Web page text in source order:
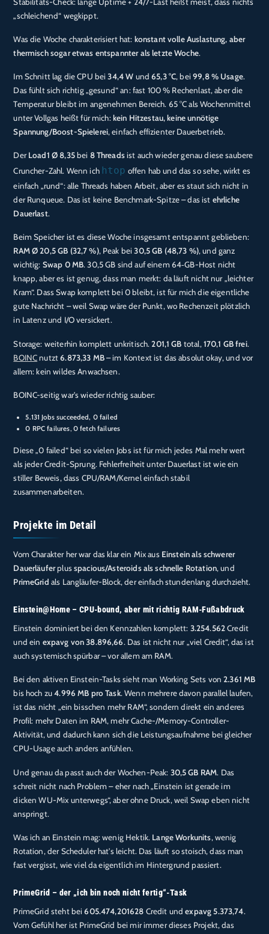
„schleichend“ wegkippt.
Was die Woche charakterisiert hat: konstant volle Auslastung, aber
thermisch sogar etwas entspannter als letzte Woche.
Im Schnitt lag die CPU bei34,4 W und65,3 °C, bei99,8 % Usage.
Das fühlt sich richtig „gesund“ an: fast 100 % Rechenlast, aber die
Temperatur bleibt im angenehmen Bereich. 65 °C als Wochenmittel
unter Vollgas heißt für mich:kein Hitzestau, keine unnötige
Spannung/Boost-Spielerei, einfach effizienter Dauerbetrieb.
DerLoad1 Ø 8,35bei 8 Threadsist auch wieder genau diese saubere
Cruncher-Zahl. Wenn ich htop offen hab und das so sehe, wirkt es
einfach „rund“: alle Threads haben Arbeit, aber es staut sich nicht in
der Runqueue. Das ist keine Benchmark-Spitze – das ist ehrliche
Dauerlast.
Beim Speicher ist es diese Woche insgesamt entspannt geblieben:
RAM Ø 20,5 GB (32,7 %), Peak bei30,5 GB (48,73 %), und ganz
wichtig: Swap 0 MB. 30,5 GB sind auf einem 64‑GB-Host nicht
knapp, aber es ist genug, dass man merkt: da läuft nicht nur „leichter
Kram“. Dass Swap komplett bei 0 bleibt, ist für mich die eigentliche
gute Nachricht – weil Swap wäre der Punkt, wo Rechenzeit plötzlich
in Latenz und I/O versickert.
Storage: weiterhin komplett unkritisch.201,1 GB total, 170,1 GB frei.
BOINCnutzt6.873,33 MB– im Kontext ist das absolut okay, und vor
allem: kein wildes Anwachsen.
BOINC-seitig war’s wieder richtig sauber:
5.131 Jobs succeeded, 0 failed
0 RPC failures, 0 fetch failures
Diese „0 failed“ bei so vielen Jobs ist für mich jedes Mal mehr wert
als jeder Credit-Sprung. Fehlerfreiheit unter Dauerlast ist wie ein
stiller Beweis, dass CPU/RAM/Kernel einfach stabil
zusammenarbeiten.
Projekte im Detail
Vom Charakter her war das klar ein Mix aus Einstein als schwerer
Dauerläuferplusspacious/Asteroids als schnelle Rotation, und
PrimeGrid als Langläufer-Block, der einfach stundenlang durchzieht.
Einstein@Home – CPU-bound, aber mit richtig RAM-Fußabdruck
Einstein dominiert bei den Kennzahlen komplett: 3.254.562Credit
und ein expavg von 38.896,66. Das ist nicht nur „viel Credit“, das ist
auch systemisch spürbar – vor allem am RAM.
Bei den aktiven Einstein-Tasks sieht man Working Sets von2.361 MB
bis hoch zu4.996 MB pro Task. Wenn mehrere davon parallel laufen,
ist das nicht „ein bisschen mehr RAM“, sondern direkt ein anderes
Profil: mehr Daten im RAM, mehr Cache-/Memory-Controller-
Aktivität, und dadurch kann sich die Leistungsaufnahme bei gleicher
CPU-Usage auch anders anfühlen.
Und genau da passt auch der Wochen-Peak: 30,5 GB RAM. Das
schreit nicht nach Problem – eher nach „Einstein ist gerade im
dicken WU-Mix unterwegs“, aber ohne Druck, weil Swap eben nicht
anspringt.
Was ich an Einstein mag: wenig Hektik. Lange Workunits, wenig
Rotation, der Scheduler hat’s leicht. Das läuft so stoisch, dass man
fast vergisst, wie viel da eigentlich im Hintergrund passiert.
PrimeGrid – der „ich bin noch nicht fertig“-Task
PrimeGrid steht bei605.474,201628 Credit undexpavg 5.373,74.
Vom Gefühl her ist PrimeGrid bei mir immer dieses Projekt, das